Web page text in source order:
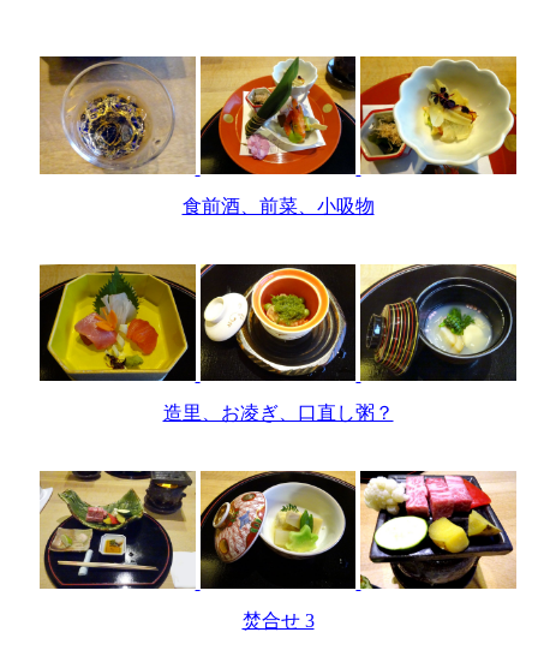
食前酒、前菜、小吸物
造里、お凌ぎ、口直し粥？
焚合せ 3